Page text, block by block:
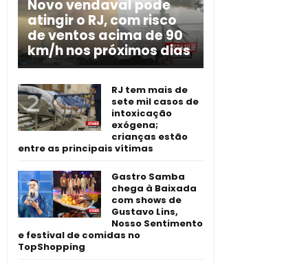
Novo vendaval pode
atingir o RJ, com risco
de ventos acima de 90
km/h nos próximos dias
RJ tem mais de
sete mil casos de
intoxicação
exógena;
crianças estão
entre as principais vítimas
Gastro Samba
chega à Baixada
com shows de
Gustavo Lins,
Nosso Sentimento
e festival de comidas no
TopShopping